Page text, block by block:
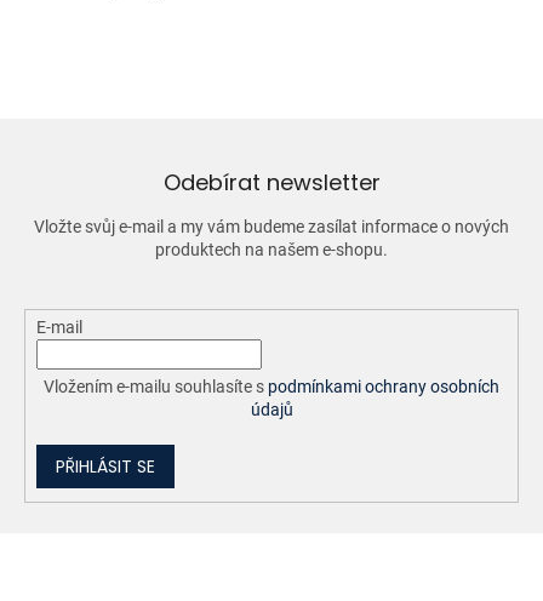
Odebírat newsletter
Vložte svůj e-mail a my vám budeme zasílat informace o nových
produktech na našem e-shopu.
E-mail
Vložením e-mailu souhlasíte s podmínkami ochrany osobních
údajů
PŘIHLÁSIT SE